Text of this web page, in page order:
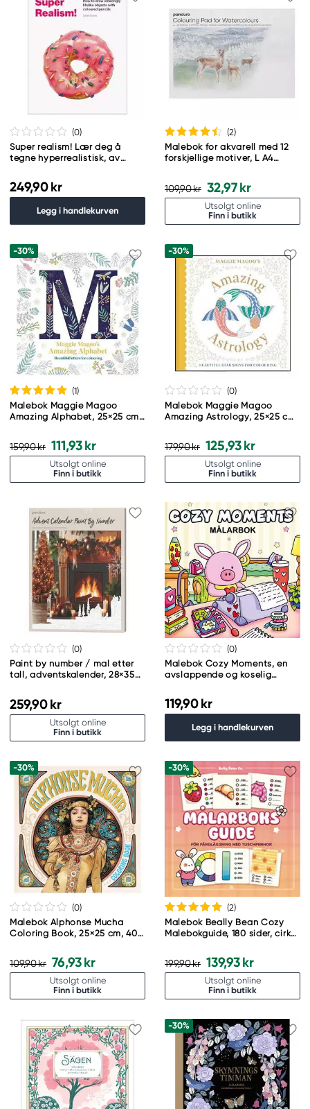
(0)
Super realism! Lær deg å
tegne hyperrealistisk, av
tekst
249,90 kr
Legg i handlekurven
(2)
Malebok for akvarell med 12
forskjellige motiver, L A4
109,90 kr 32,97 kr
Utsolgt online
Finn i butikk
-30%
(1)
Malebok Maggie Magoo
Amazing Alphabet, 25×25 cm,
159,90 kr 111,93 kr
Utsolgt online
Finn i butikk
-30%
(0)
Malebok Maggie Magoo
Amazing Astrology, 25×25 cm,
179,90 kr 125,93 kr
Utsolgt online
Finn i butikk
(0)
Paint by number / mal etter
tall, adventskalender, 28×35
259,90 kr
Utsolgt online
Finn i butikk
(0)
Malebok Cozy Moments, en
avslappende og koselig
motiver, 25×25 cm
119,90 kr
Legg i handlekurven
-30%
(0)
Malebok Alphonse Mucha
Coloring Book, 25×25 cm, 40
109,90 kr 76,93 kr
Utsolgt online
Finn i butikk
-30%
(2)
Malebok Beally Bean Cozy
Malebokguide, 180 sider, cirka
199,90 kr 139,93 kr
Utsolgt online
Finn i butikk
-30%